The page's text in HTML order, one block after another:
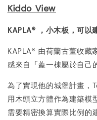
Kiddo View
KAPLA® ，小木板，可以
KAPLA® 由荷蘭古董收
感來自「蓋一棟屬於自己
為了實現他的城堡計畫
用木頭立方體作為建築模
需要精密換算實際比例的